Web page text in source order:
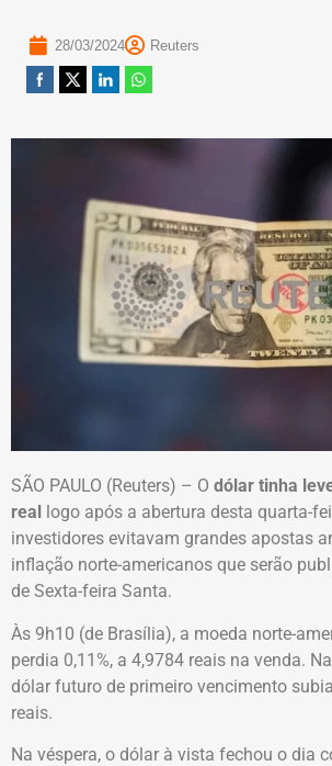
28/03/2024 Reuters
SÃO PAULO (Reuters) – O dólar tinha
real
logo após a abertura desta quarta-
investidores evitavam grandes apostas
inflação norte-americanos que serão
de Sexta-feira Santa.
Às 9h10 (de Brasília), a moeda norte-
perdia 0,11%, a 4,9784 reais na venda.
dólar futuro de primeiro vencimento
reais.
Na véspera, o dólar à vista fechou o dia